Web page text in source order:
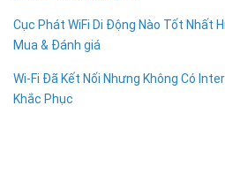
Cục Phát WiFi Di Động Nào Tốt Nhất
Mua & Đánh giá
Wi-Fi Đã Kết Nối Nhưng Không Có
Khắc Phục